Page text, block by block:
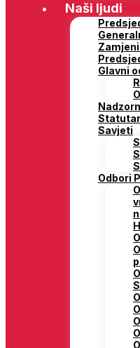
Naši ljudi
Glavni
Savjeti
Odbori